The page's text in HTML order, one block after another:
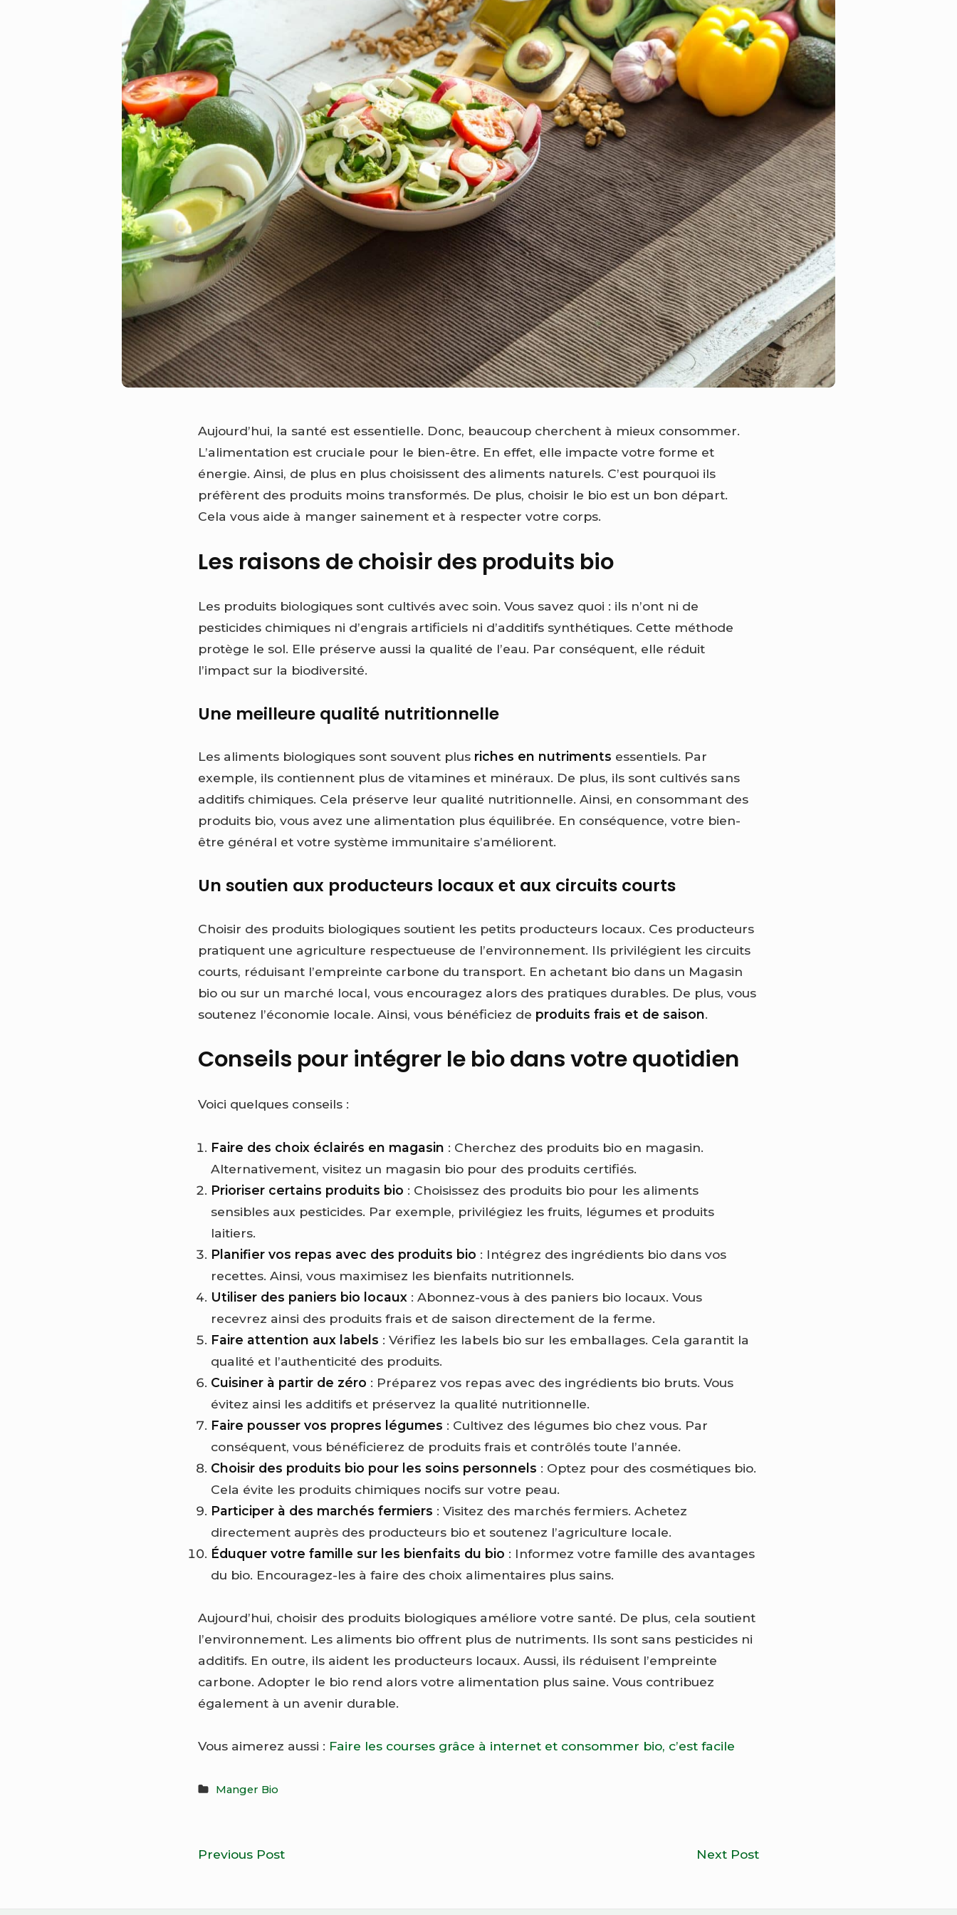
Aujourd’hui, la santé est essentielle. Donc, beaucoup cherchent à mieux consommer.
L’alimentation est cruciale pour le bien-être. En effet, elle impacte votre forme et
énergie. Ainsi, de plus en plus choisissent des aliments naturels. C’est pourquoi ils
préfèrent des produits moins transformés. De plus, choisir le bio est un bon départ.
Cela vous aide à manger sainement et à respecter votre corps.
Les raisons de choisir des produits bio
Les produits biologiques sont cultivés avec soin. Vous savez quoi : ils n’ont ni de
pesticides chimiques ni d’engrais artificiels ni d’additifs synthétiques. Cette méthode
protège le sol. Elle préserve aussi la qualité de l’eau. Par conséquent, elle réduit
l’impact sur la biodiversité.
Une meilleure qualité nutritionnelle
Les aliments biologiques sont souvent plus riches en nutriments essentiels. Par
exemple, ils contiennent plus de vitamines et minéraux. De plus, ils sont cultivés sans
additifs chimiques. Cela préserve leur qualité nutritionnelle. Ainsi, en consommant des
produits bio, vous avez une alimentation plus équilibrée. En conséquence, votre bien-
être général et votre système immunitaire s’améliorent.
Un soutien aux producteurs locaux et aux circuits courts
Choisir des produits biologiques soutient les petits producteurs locaux. Ces producteurs
pratiquent une agriculture respectueuse de l’environnement. Ils privilégient les circuits
courts, réduisant l’empreinte carbone du transport. En achetant bio dans un Magasin
bio ou sur un marché local, vous encouragez alors des pratiques durables. De plus, vous
soutenez l’économie locale. Ainsi, vous bénéficiez de produits frais et de saison.
Conseils pour intégrer le bio dans votre quotidien
Voici quelques conseils :
Faire des choix éclairés en magasin : Cherchez des produits bio en magasin.
Alternativement, visitez un magasin bio pour des produits certifiés.
Prioriser certains produits bio : Choisissez des produits bio pour les aliments
sensibles aux pesticides. Par exemple, privilégiez les fruits, légumes et produits
laitiers.
Planifier vos repas avec des produits bio : Intégrez des ingrédients bio dans vos
recettes. Ainsi, vous maximisez les bienfaits nutritionnels.
Utiliser des paniers bio locaux: Abonnez-vous à des paniers bio locaux. Vous
recevrez ainsi des produits frais et de saison directement de la ferme.
Faire attention aux labels : Vérifiez les labels bio sur les emballages. Cela garantit la
qualité et l’authenticité des produits.
Cuisiner à partir de zéro : Préparez vos repas avec des ingrédients bio bruts. Vous
évitez ainsi les additifs et préservez la qualité nutritionnelle.
Faire pousser vos propres légumes : Cultivez des légumes bio chez vous. Par
conséquent, vous bénéficierez de produits frais et contrôlés toute l’année.
Choisir des produits bio pour les soins personnels : Optez pour des cosmétiques bio.
Cela évite les produits chimiques nocifs sur votre peau.
Participer à des marchés fermiers : Visitez des marchés fermiers. Achetez
directement auprès des producteurs bio et soutenez l’agriculture locale.
Éduquer votre famille sur les bienfaits du bio : Informez votre famille des avantages
du bio. Encouragez-les à faire des choix alimentaires plus sains.
Aujourd’hui, choisir des produits biologiques améliore votre santé. De plus, cela soutient
l’environnement. Les aliments bio offrent plus de nutriments. Ils sont sans pesticides ni
additifs. En outre, ils aident les producteurs locaux. Aussi, ils réduisent l’empreinte
carbone. Adopter le bio rend alors votre alimentation plus saine. Vous contribuez
également à un avenir durable.
Vous aimerez aussi : Faire les courses grâce à internet et consommer bio, c’est facile
Manger Bio
Navigation
Previous PostCuisine
Next PostPurifier